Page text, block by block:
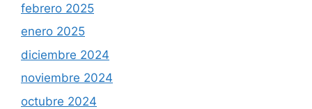
febrero 2025
enero 2025
diciembre 2024
noviembre 2024
octubre 2024